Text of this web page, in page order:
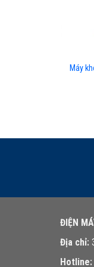
Máy
ĐIỆN
Địa chỉ:
Hotline: